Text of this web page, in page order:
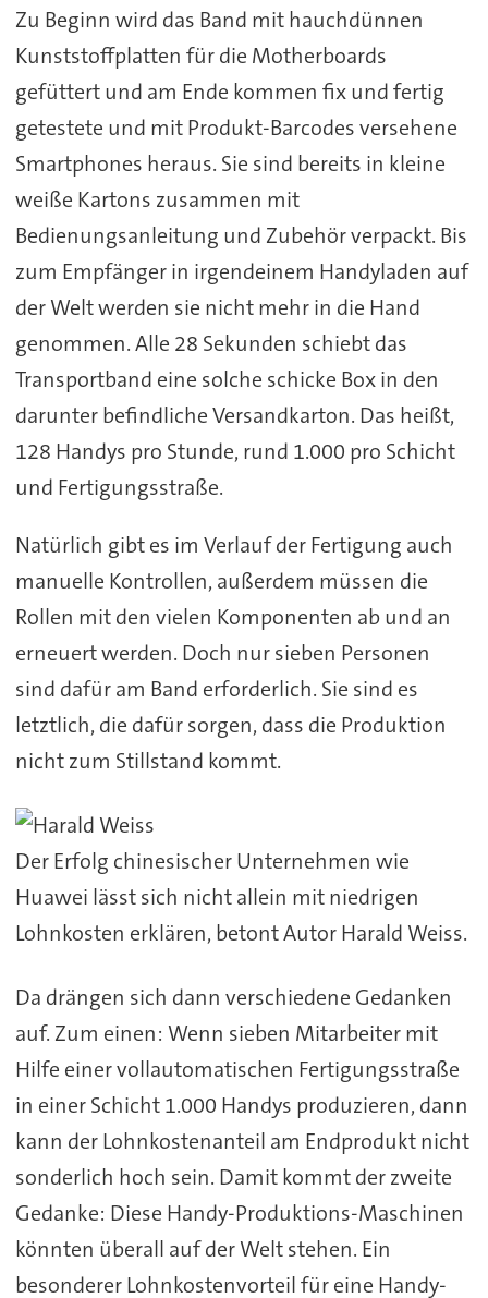
Zu Beginn wird das Band mit hauchdünnen
Kunststoffplatten für die Motherboards
gefüttert und am Ende kommen fix und fertig
getestete und mit Produkt-Barcodes versehene
Smartphones heraus. Sie sind bereits in kleine
weiße Kartons zusammen mit
Bedienungsanleitung und Zubehör verpackt. Bis
zum Empfänger in irgendeinem Handyladen auf
der Welt werden sie nicht mehr in die Hand
genommen. Alle 28 Sekunden schiebt das
Transportband eine solche schicke Box in den
darunter befindliche Versandkarton. Das heißt,
128 Handys pro Stunde, rund 1.000 pro Schicht
und Fertigungsstraße.
Natürlich gibt es im Verlauf der Fertigung auch
manuelle Kontrollen, außerdem müssen die
Rollen mit den vielen Komponenten ab und an
erneuert werden. Doch nur sieben Personen
sind dafür am Band erforderlich. Sie sind es
letztlich, die dafür sorgen, dass die Produktion
nicht zum Stillstand kommt.
Der Erfolg chinesischer Unternehmen wie
Huawei lässt sich nicht allein mit niedrigen
Lohnkosten erklären, betont Autor Harald Weiss.
Da drängen sich dann verschiedene Gedanken
auf. Zum einen: Wenn sieben Mitarbeiter mit
Hilfe einer vollautomatischen Fertigungsstraße
in einer Schicht 1.000 Handys produzieren, dann
kann der Lohnkostenanteil am Endprodukt nicht
sonderlich hoch sein. Damit kommt der zweite
Gedanke: Diese Handy-Produktions-Maschinen
könnten überall auf der Welt stehen. Ein
besonderer Lohnkostenvorteil für eine Handy-